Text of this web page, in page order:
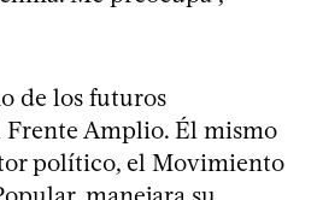
de los futuros
Amplio. Él mismo
político, el Movimiento